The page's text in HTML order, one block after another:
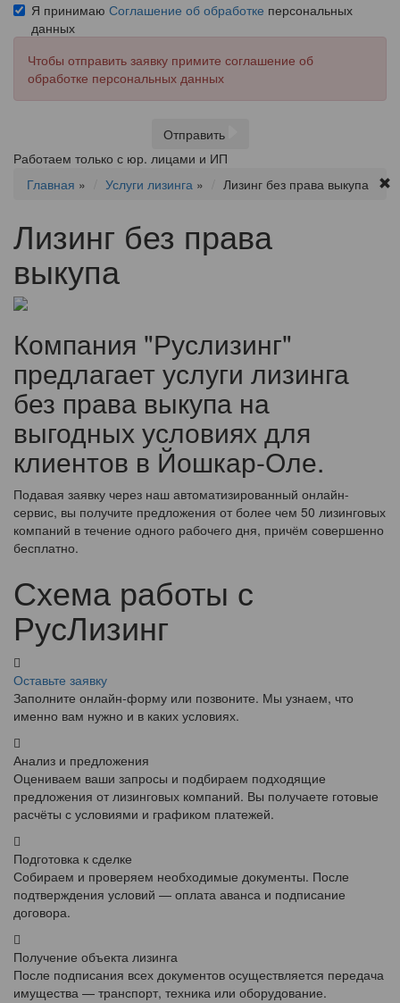
Я принимаю Соглашение об обработке персональных
данных
Чтобы отправить заявку примите соглашение об
обработке персональных данных
Отправить
Работаем только с юр. лицами и ИП
Главная » Услуги лизинга » Лизинг без права выкупа
Лизинг без права
выкупа
Компания "Руслизинг"
предлагает услуги лизинга
без права выкупа на
выгодных условиях для
клиентов в Йошкар-Оле.
Подавая заявку через наш автоматизированный онлайн-
сервис, вы получите предложения от более чем 50 лизинговых
компаний в течение одного рабочего дня, причём совершенно
бесплатно.
Схема работы с
РусЛизинг
Оставьте заявку
Заполните онлайн-форму или позвоните. Мы узнаем, что
именно вам нужно и в каких условиях.
Анализ и предложения
Оцениваем ваши запросы и подбираем подходящие
предложения от лизинговых компаний. Вы получаете готовые
расчёты с условиями и графиком платежей.
Подготовка к сделке
Собираем и проверяем необходимые документы. После
подтверждения условий — оплата аванса и подписание
договора.
Получение объекта лизинга
После подписания всех документов осуществляется передача
имущества — транспорт, техника или оборудование.